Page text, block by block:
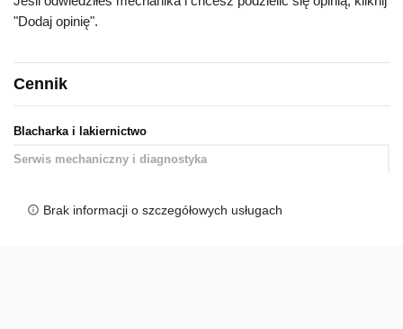
"Dodaj opinię".
Cennik
Blacharka i lakiernictwo
Serwis mechaniczny i diagnostyka
Brak informacji o szczegółowych usługach